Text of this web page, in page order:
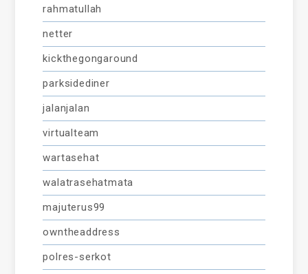
rahmatullah
netter
kickthegongaround
parksidediner
jalanjalan
virtualteam
wartasehat
walatrasehatmata
majuterus99
owntheaddress
polres-serkot